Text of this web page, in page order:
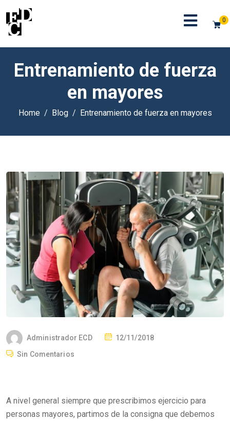
0
Entrenamiento de fuerza
en mayores
Home Blog Entrenamiento de fuerza en mayores
Administrador ECD
P
D
O
12/11/2018
Sin Comentarios
A nivel general siempre que prescribimos ejercicio para
personas mayores, partimos de la consigna que debemos